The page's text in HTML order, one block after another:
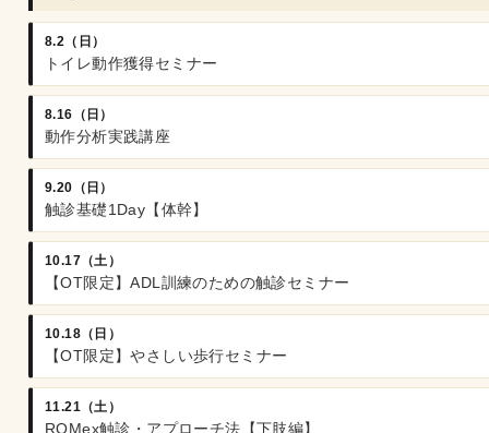
8.2（日）
トイレ動作獲得セミナー
8.16（日）
動作分析実践講座
9.20（日）
触診基礎1Day【体幹】
10.17（土）
【OT限定】ADL訓練のための触診セミナー
10.18（日）
【OT限定】やさしい歩行セミナー
11.21（土）
ROMex触診・アプローチ法【下肢編】